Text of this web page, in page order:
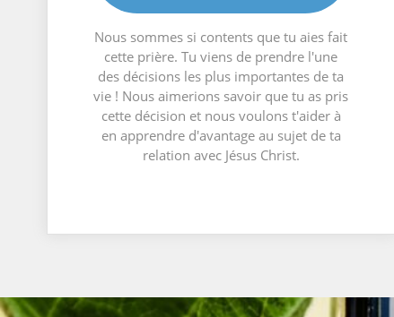
Nous sommes si contents que tu aies fait
cette prière. Tu viens de prendre l'une
des décisions les plus importantes de ta
vie ! Nous aimerions savoir que tu as pris
cette décision et nous voulons t'aider à
en apprendre d'avantage au sujet de ta
relation avec Jésus Christ.